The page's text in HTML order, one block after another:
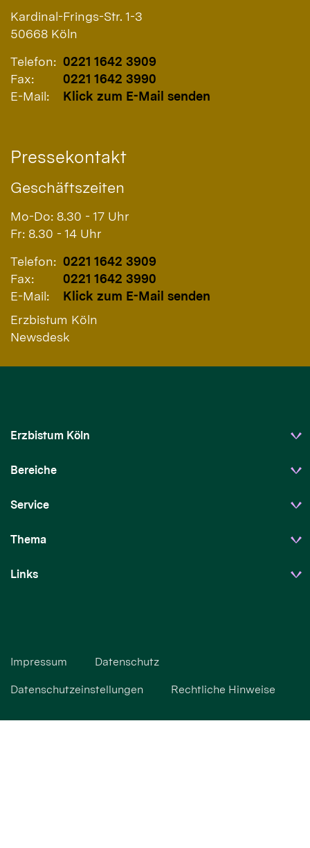
Kardinal-Frings-Str. 1-3
50668 Köln
Telefon: 0221 1642 3909
Fax:
0221 1642 3990
E-Mail:
Klick zum E-Mail senden
Pressekontakt
Geschäftszeiten
Mo-Do: 8.30 - 17 Uhr
Fr: 8.30 - 14 Uhr
Telefon: 0221 1642 3909
Fax:
0221 1642 3990
E-Mail:
Klick zum E-Mail senden
Erzbistum Köln
Newsdesk
Erzbistum Köln
Bereiche
Service
Thema
Links
Impressum Datenschutz
Datenschutzeinstellungen Rechtliche Hinweise